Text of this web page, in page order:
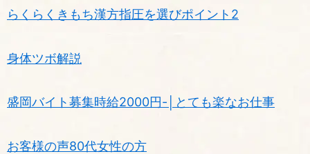
らくらくきもち漢方指圧を選びポイント2
身体ツボ解説
盛岡バイト募集時給2000円-│とても楽なお仕事
お客様の声80代女性の方